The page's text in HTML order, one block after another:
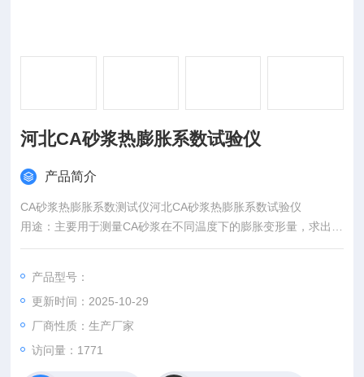
河北CA砂浆热膨胀系数试验仪
产品简介
CA砂浆热膨胀系数测试仪河北CA砂浆热膨胀系数试验仪
用途：主要用于测量CA砂浆在不同温度下的膨胀变形量，求出其
热膨胀系数，用于高速铁路CA砂浆的配合比控制。
产品型号：
更新时间：2025-10-29
厂商性质：生产厂家
访问量：1771